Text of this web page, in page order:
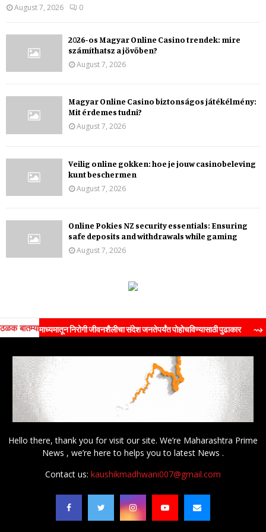
August 7, 2026
0
2026-os Magyar Online Casino trendek: mire
számíthatsz a jövőben?
August 7, 2026
Magyar Online Casino biztonságos játékélmény:
Mit érdemes tudni?
August 7, 2026
Veilig online gokken: hoe je jouw casinobeleving
kunt beschermen
August 7, 2026
Online Pokies NZ security essentials: Ensuring
safe deposits and withdrawals while gaming
August 7, 2026
ठळक बातम्या
माध्यमातून निरोगी जीवनशैलीचा संदेश जनतेपर्यंत पोहोचविण्यासाठी पुढाकार ⇝ क्रेडाई-
Hello there, thank you for visit our site. We’re Maharashtra Prime
News , we’re here to helps you to latest News .
Contact us: kaushikmadhwani007@gmail.com